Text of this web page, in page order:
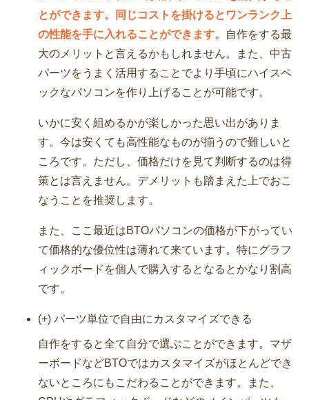
とができます。同じコストを掛けるとワンランク上
の性能を手に入れることができます。
自作をする最
大のメリットと言えるかもしれません。また、中古
パーツをうまく活用することでより手頃にハイスペ
ックなパソコンを作り上げることが可能です。
いかに安く組めるかが楽しかった思い出がありま
す。今は安くても高性能なものが揃うので難しいと
ころです。ただし、価格だけを見て判断するのは得
策とは言えません。デメリットも踏まえた上でおこ
なうことを推奨します。
また、ここ最近はBTOパソコンの価格が下がってい
て価格的な優位性は薄れて来ています。特にグラフ
ィックボードを個人で購入するとなるとかなり割高
です。
(+) パーツ単位で自由にカスタマイズできる
自作をすると全て自分で選ぶことができます。マザ
ーボードなどBTOではカスタマイズがほとんどでき
ないところにもこだわることができます。また、